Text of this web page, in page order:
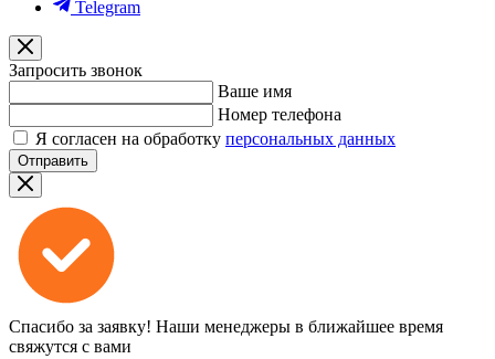
Telegram
Запросить звонок
Ваше имя
Номер телефона
Я согласен на обработку персональных данных
Отправить
Спасибо за заявку! Наши менеджеры в ближайшее время
свяжутся с вами